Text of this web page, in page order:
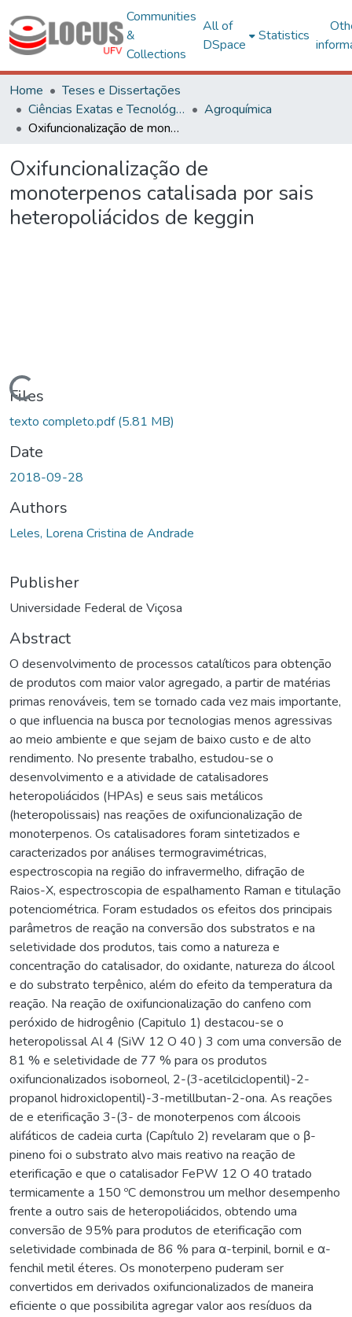
Communities
&
Collections
All of
DSpace
Statistics
Home
Teses e Dissertações
Ciências Exatas e Tecnológicas
Agroquímica
Oxifuncionalização de monoterpenos catalisada por sais heteropoliácidos de keggin
Oxifuncionalização de
monoterpenos catalisada por sais
heteropoliácidos de keggin
Files
texto completo.pdf(5.81 MB)
Date
2018-09-28
Authors
Leles, Lorena Cristina de Andrade
Publisher
Universidade Federal de Viçosa
Abstract
O desenvolvimento de processos catalíticos para obtenção
de produtos com maior valor agregado, a partir de matérias
primas renováveis, tem se tornado cada vez mais importante,
o que influencia na busca por tecnologias menos agressivas
ao meio ambiente e que sejam de baixo custo e de alto
rendimento. No presente trabalho, estudou-se o
desenvolvimento e a atividade de catalisadores
heteropoliácidos (HPAs) e seus sais metálicos
(heteropolissais) nas reações de oxifuncionalização de
monoterpenos. Os catalisadores foram sintetizados e
caracterizados por análises termogravimétricas,
espectroscopia na região do infravermelho, difração de
Raios-X, espectroscopia de espalhamento Raman e titulação
potenciométrica. Foram estudados os efeitos dos principais
parâmetros de reação na conversão dos substratos e na
seletividade dos produtos, tais como a natureza e
concentração do catalisador, do oxidante, natureza do álcool
e do substrato terpênico, além do efeito da temperatura da
reação. Na reação de oxifuncionalização do canfeno com
peróxido de hidrogênio (Capitulo 1) destacou-se o
heteropolissal Al 4 (SiW 12 O 40 ) 3 com uma conversão de
81 % e seletividade de 77 % para os produtos
oxifuncionalizados isoborneol, 2-(3-acetilciclopentil)-2-
propanol hidroxiclopentil)-3-metillbutan-2-ona. As reações
de e eterificação 3-(3- de monoterpenos com álcoois
alifáticos de cadeia curta (Capítulo 2) revelaram que o β-
pineno foi o substrato alvo mais reativo na reação de
eterificação e que o catalisador FePW 12 O 40 tratado
termicamente a 150 ºC demonstrou um melhor desempenho
frente a outro sais de heteropoliácidos, obtendo uma
conversão de 95% para produtos de eterificação com
seletividade combinada de 86 % para α-terpinil, bornil e α-
fenchil metil éteres. Os monoterpeno puderam ser
convertidos em derivados oxifuncionalizados de maneira
eficiente o que possibilita agregar valor aos resíduos da